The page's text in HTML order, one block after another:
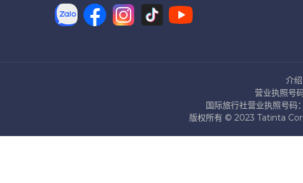
介绍
营业执照号
国际旅行社营业执照号码
版权所有 © 2023 Tatinta